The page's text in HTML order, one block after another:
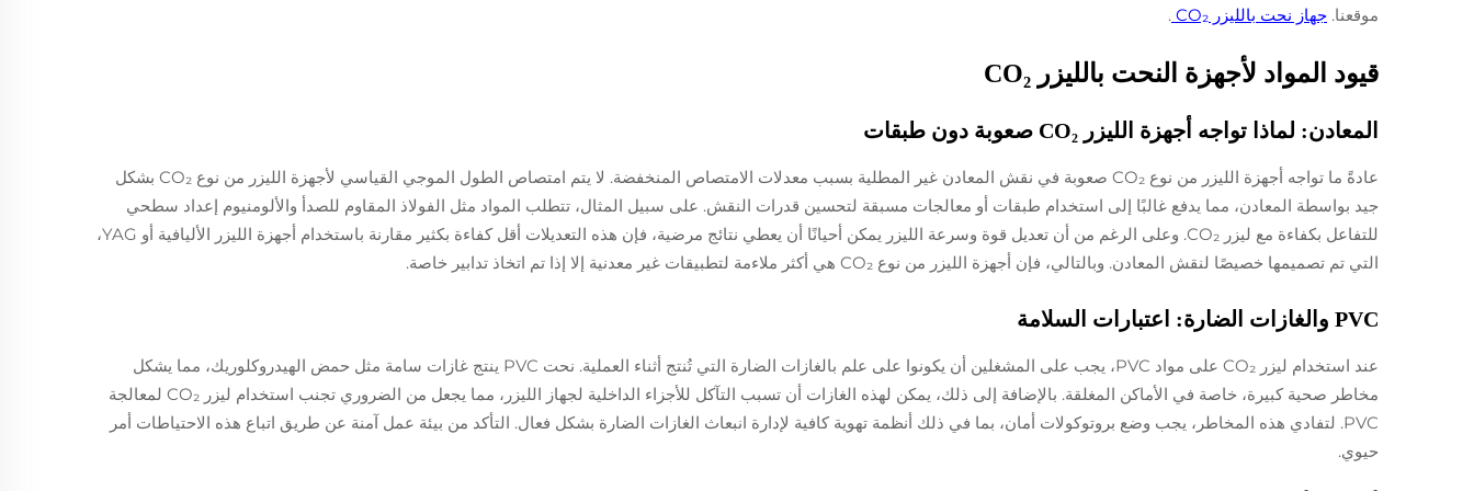
موقعنا. جهاز نحت بالليزر CO₂ .
قيود المواد لأجهزة النحت بالليزر CO₂
المعادن: لماذا تواجه أجهزة الليزر CO₂ صعوبة دون طبقات
عادةً ما تواجه أجهزة الليزر من نوع CO₂ صعوبة في نقش المعادن غير المطلية بسبب معدلات الامتصاص المنخفضة. لا يتم امتصاص الطول الموجي القياسي لأجهزة الليزر من نوع CO₂ بشكل
جيد بواسطة المعادن، مما يدفع غالبًا إلى استخدام طبقات أو معالجات مسبقة لتحسين قدرات النقش. على سبيل المثال، تتطلب المواد مثل الفولاذ المقاوم للصدأ والألومنيوم إعداد سطحي
للتفاعل بكفاءة مع ليزر CO₂. وعلى الرغم من أن تعديل قوة وسرعة الليزر يمكن أحيانًا أن يعطي نتائج مرضية، فإن هذه التعديلات أقل كفاءة بكثير مقارنة باستخدام أجهزة الليزر الأليافية أو YAG،
التي تم تصميمها خصيصًا لنقش المعادن. وبالتالي، فإن أجهزة الليزر من نوع CO₂ هي أكثر ملاءمة لتطبيقات غير معدنية إلا إذا تم اتخاذ تدابير خاصة.
PVC والغازات الضارة: اعتبارات السلامة
عند استخدام ليزر CO₂ على مواد PVC، يجب على المشغلين أن يكونوا على علم بالغازات الضارة التي تُنتج أثناء العملية. نحت PVC ينتج غازات سامة مثل حمض الهيدروكلوريك، مما يشكل
مخاطر صحية كبيرة، خاصة في الأماكن المغلقة. بالإضافة إلى ذلك، يمكن لهذه الغازات أن تسبب التآكل للأجزاء الداخلية لجهاز الليزر، مما يجعل من الضروري تجنب استخدام ليزر CO₂ لمعالجة
PVC. لتفادي هذه المخاطر، يجب وضع بروتوكولات أمان، بما في ذلك أنظمة تهوية كافية لإدارة انبعاث الغازات الضارة بشكل فعال. التأكد من بيئة عمل آمنة عن طريق اتباع هذه الاحتياطات أمر
حيوي.